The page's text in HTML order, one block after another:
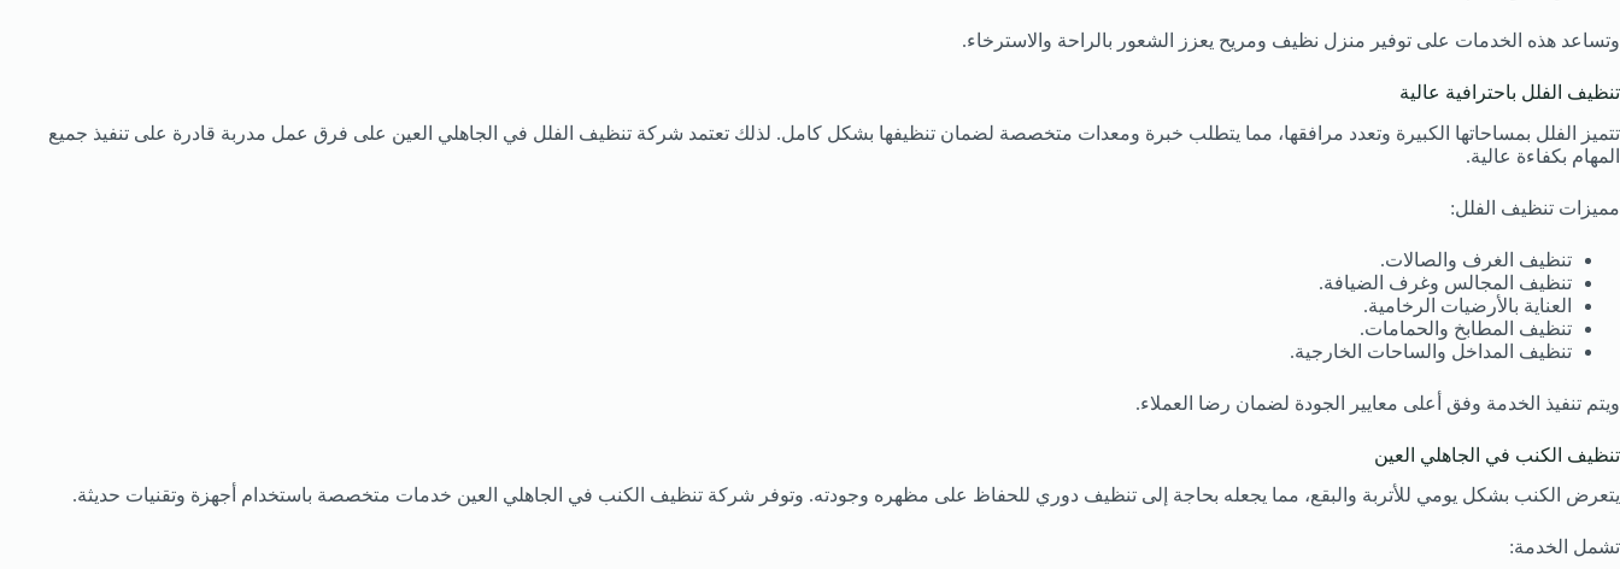
وتساعد هذه الخدمات على توفير منزل نظيف ومريح يعزز الشعور بالراحة والاسترخاء.
تنظيف الفلل باحترافية عالية
تتميز الفلل بمساحاتها الكبيرة وتعدد مرافقها، مما يتطلب خبرة ومعدات متخصصة لضمان تنظيفها بشكل كامل. لذلك تعتمد شركة تنظيف الفلل في الجاهلي العين على فرق عمل مدربة قادرة على تنفيذ جميع
المهام بكفاءة عالية.
مميزات تنظيف الفلل:
تنظيف الغرف والصالات.
تنظيف المجالس وغرف الضيافة.
العناية بالأرضيات الرخامية.
تنظيف المطابخ والحمامات.
تنظيف المداخل والساحات الخارجية.
ويتم تنفيذ الخدمة وفق أعلى معايير الجودة لضمان رضا العملاء.
تنظيف الكنب في الجاهلي العين
يتعرض الكنب بشكل يومي للأتربة والبقع، مما يجعله بحاجة إلى تنظيف دوري للحفاظ على مظهره وجودته. وتوفر شركة تنظيف الكنب في الجاهلي العين خدمات متخصصة باستخدام أجهزة وتقنيات حديثة.
تشمل الخدمة: